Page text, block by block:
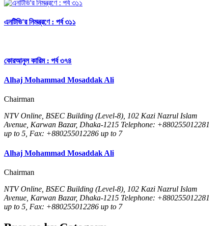
এনটিভি'র নিমন্ত্রণে : পর্ব ৩১১
কোরআনুল কারিম : পর্ব ৩৭৪
Alhaj Mohammad Mosaddak Ali
Chairman
NTV Online, BSEC Building (Level-8), 102 Kazi Nazrul Islam
Avenue, Karwan Bazar, Dhaka-1215 Telephone: +880255012281
up to 5, Fax: +880255012286 up to 7
Alhaj Mohammad Mosaddak Ali
Chairman
NTV Online, BSEC Building (Level-8), 102 Kazi Nazrul Islam
Avenue, Karwan Bazar, Dhaka-1215 Telephone: +880255012281
up to 5, Fax: +880255012286 up to 7